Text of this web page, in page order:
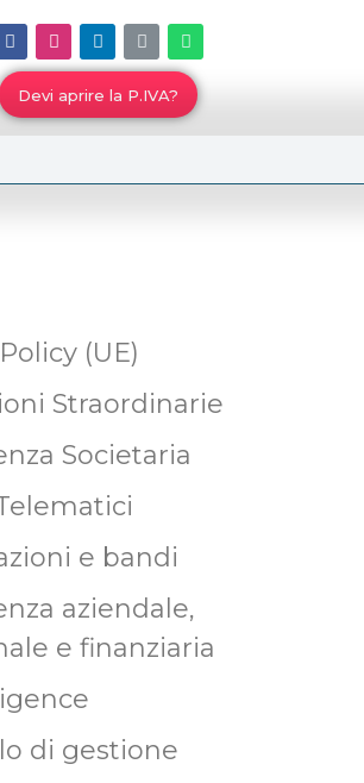
Devi aprire la P.IVA?
(UE)
Straordinarie
Societaria
e bandi
aziendale,
e finanziaria
di gestione